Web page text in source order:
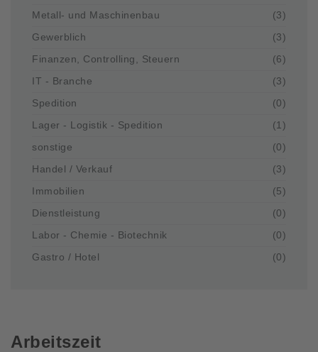
Metall- und Maschinenbau
(3)
Gewerblich
(3)
Finanzen, Controlling, Steuern
(6)
IT - Branche
(3)
Spedition
(0)
Lager - Logistik - Spedition
(1)
sonstige
(0)
Handel / Verkauf
(3)
Immobilien
(5)
Dienstleistung
(0)
Labor - Chemie - Biotechnik
(0)
Gastro / Hotel
(0)
Arbeitszeit